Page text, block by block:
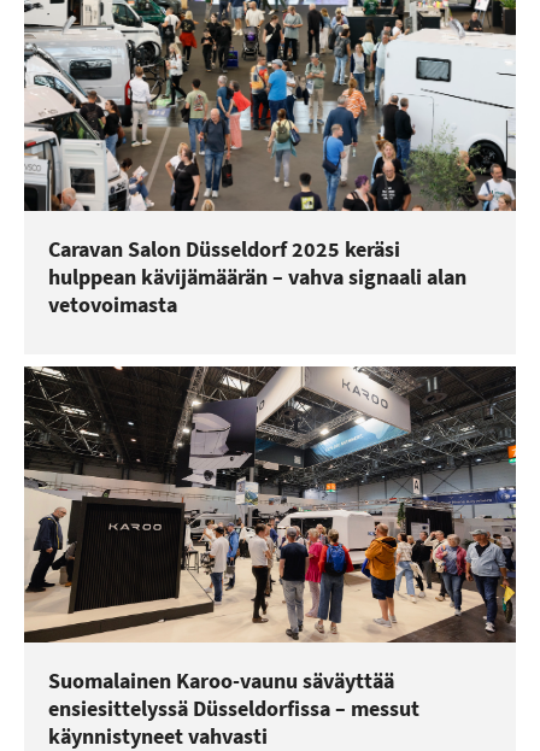
Caravan Salon Düsseldorf 2025 keräsi
hulppean kävijämäärän – vahva signaali alan
vetovoimasta
Suomalainen Karoo-vaunu säväyttää
ensiesittelyssä Düsseldorfissa – messut
käynnistyneet vahvasti